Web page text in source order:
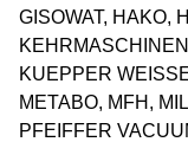
GISOWAT, HAKO,
KUEPPER
METABO, MFH,
PFEIFFER